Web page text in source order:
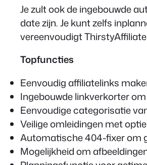
Je zult ook de ingebouwde
date zijn. Je kunt zelfs
vereenvoudigt
Topfuncties
Eenvoudig affiliatelinks
Ingebouwde linkverkorter
Eenvoudige categorisatie
Veilige omleidingen met
Automatische 404-fixer om
Mogelijkheid om